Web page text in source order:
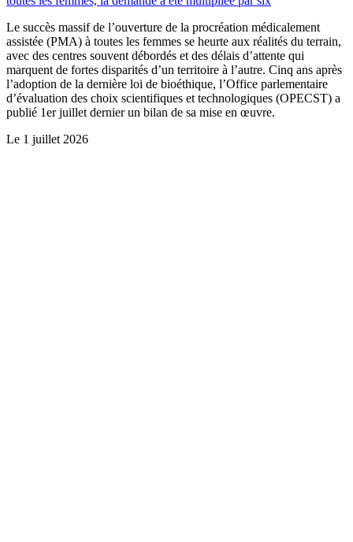
Le succès massif de l’ouverture de la procréation médicalement
assistée (PMA) à toutes les femmes se heurte aux réalités du terrain,
avec des centres souvent débordés et des délais d’attente qui
marquent de fortes disparités d’un territoire à l’autre. Cinq ans après
l’adoption de la dernière loi de bioéthique, l’Office parlementaire
d’évaluation des choix scientifiques et technologiques (OPECST) a
publié 1er juillet dernier un bilan de sa mise en œuvre.
Le 1 juillet 2026